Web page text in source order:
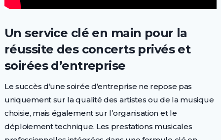
Un service clé en main pour la
réussite des concerts privés et
soirées d’entreprise
Le succès d’une soirée d’entreprise ne repose pas
uniquement sur la qualité des artistes ou de la musique
choisie, mais également sur l’organisation et le
déploiement technique. Les prestations musicales